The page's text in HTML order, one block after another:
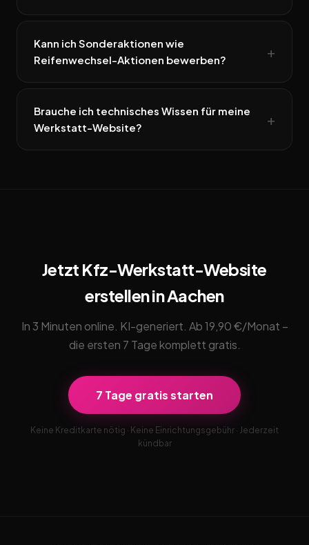
Kann ich Sonderaktionen wie
Reifenwechsel-Aktionen bewerben?
Brauche ich technisches Wissen für meine
Werkstatt-Website?
Jetzt Kfz-Werkstatt-Website
erstellen in Aachen
In 3 Minuten online. KI-generiert. Ab 19,90 €/Monat –
die ersten 7 Tage komplett gratis.
7 Tage gratis starten
Keine Kreditkarte nötig · Keine Einrichtungsgebühr · Jederzeit
kündbar